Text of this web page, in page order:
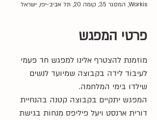
Workis, המסגר 35, קומה 20, תל אביב-יפו, ישראל
פרטי המפגש
מוזמנת להצטרף אלינו למפגש חד פעמי
לעיבוד לידה בקבוצה שמיועד לנשים
שילדו בימי המלחמה.
המפגש יתקיים בקבוצה קטנה בהנחיית
דורית ארנסט ויעל פיליפס מנחות בגישת